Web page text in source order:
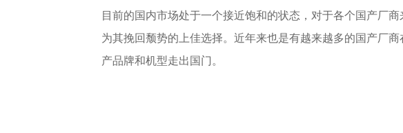
目前的国内市场处于一个接近饱和的状态，对于各个国产厂
为其挽回颓势的上佳选择。近年来也是有越来越多的国产厂
产品牌和机型走出国门。